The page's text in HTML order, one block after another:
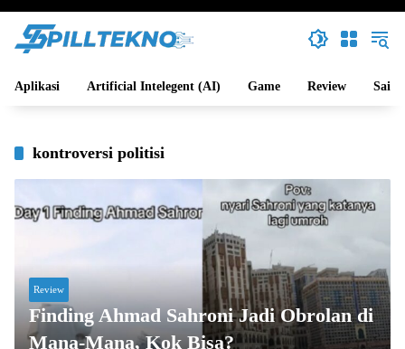
Aplikasi Artificial Intelegent (AI) Game Review Sains
kontroversi politisi
Review
Finding Ahmad Sahroni Jadi Obrolan di
Mana-Mana, Kok Bisa?